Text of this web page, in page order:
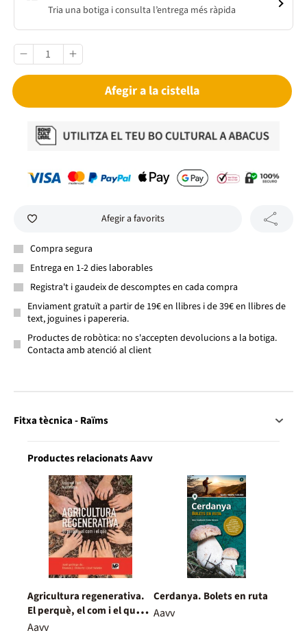
Tria una botiga i consulta l’entrega més ràpida
Afegir a la cistella
Afegir a favorits
Compra segura
Entrega en 1-2 dies laborables
Registra't i gaudeix de descomptes en cada compra
Enviament gratuït a partir de 19€ en llibres i de 39€ en llibres de
text, joguines i papereria.
Productes de robòtica: no s'accepten devolucions a la botiga.
Contacta amb atenció al client
Fitxa tècnica - Raïms
Productes relacionats Aavv
Agricultura regenerativa.
El perquè, el com i el què
(ed. en català)
Aavv
Cerdanya. Bolets en ruta
Aavv